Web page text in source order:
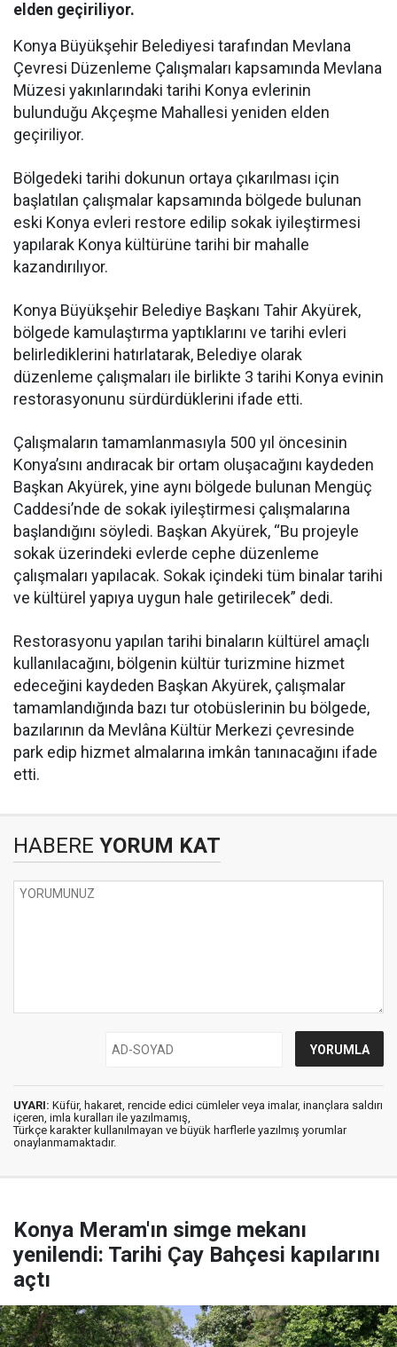
elden geçiriliyor.
Konya Büyükşehir Belediyesi tarafından Mevlana
Çevresi Düzenleme Çalışmaları kapsamında Mevlana
Müzesi yakınlarındaki tarihi Konya evlerinin
bulunduğu Akçeşme Mahallesi yeniden elden
geçiriliyor.
Bölgedeki tarihi dokunun ortaya çıkarılması için
başlatılan çalışmalar kapsamında bölgede bulunan
eski Konya evleri restore edilip sokak iyileştirmesi
yapılarak Konya kültürüne tarihi bir mahalle
kazandırılıyor.
Konya Büyükşehir Belediye Başkanı Tahir Akyürek,
bölgede kamulaştırma yaptıklarını ve tarihi evleri
belirlediklerini hatırlatarak, Belediye olarak
düzenleme çalışmaları ile birlikte 3 tarihi Konya evinin
restorasyonunu sürdürdüklerini ifade etti.
Çalışmaların tamamlanmasıyla 500 yıl öncesinin
Konya’sını andıracak bir ortam oluşacağını kaydeden
Başkan Akyürek, yine aynı bölgede bulunan Mengüç
Caddesi’nde de sokak iyileştirmesi çalışmalarına
başlandığını söyledi. Başkan Akyürek, “Bu projeyle
sokak üzerindeki evlerde cephe düzenleme
çalışmaları yapılacak. Sokak içindeki tüm binalar tarihi
ve kültürel yapıya uygun hale getirilecek” dedi.
Restorasyonu yapılan tarihi binaların kültürel amaçlı
kullanılacağını, bölgenin kültür turizmine hizmet
edeceğini kaydeden Başkan Akyürek, çalışmalar
tamamlandığında bazı tur otobüslerinin bu bölgede,
bazılarının da Mevlâna Kültür Merkezi çevresinde
park edip hizmet almalarına imkân tanınacağını ifade
etti.
HABERE YORUM KAT
UYARI: Küfür, hakaret, rencide edici cümleler veya imalar, inançlara saldırı
içeren, imla kuralları ile yazılmamış,
Türkçe karakter kullanılmayan ve büyük harflerle yazılmış yorumlar
onaylanmamaktadır.
Konya Meram'ın simge mekanı
yenilendi: Tarihi Çay Bahçesi kapılarını
açtı